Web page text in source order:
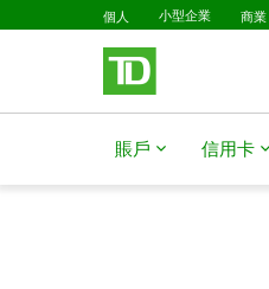
略過進入主要內容
個人 小型企業 已選擇商業
賬戶 信用卡